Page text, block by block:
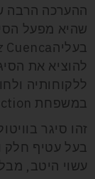
ההערכה הרבה
שהיא מפעל
בעליהDr. Alejandro
להוציא את
ללקוחותיה
במשפחת Masterpieces Collection.
בעל עטיף חלק
עשוי היטב,